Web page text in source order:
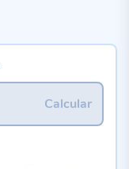
Calcular